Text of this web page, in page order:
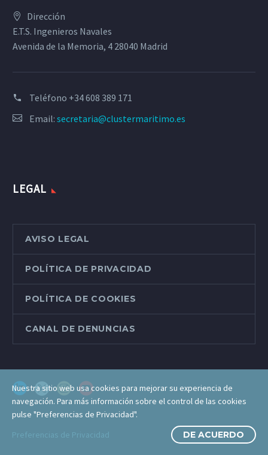
Dirección
E.T.S. Ingenieros Navales
Avenida de la Memoria, 4 28040 Madrid
Teléfono +34 608 389 171
Email: secretaria@clustermaritimo.es
LEGAL
AVISO LEGAL
POLÍTICA DE PRIVACIDAD
POLÍTICA DE COOKIES
CANAL DE DENUNCIAS
Nuestra sitio web usa cookies para mejorar su experiencia de
navegación. Para más información sobre el control de las cookies
pulse "Preferencias de Privacidad".
Preferencias de Privacidad
DE ACUERDO